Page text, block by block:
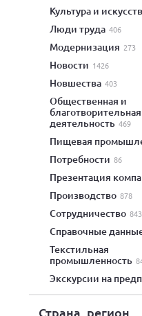
культура и
люди труда 406
модернизация 273
новости 1426
новшества 403
общественная и
благотворительная
деятельность 469
пищевая
потребности 86
презентация
производство 878
сотрудничество 843
справочные
текстильная
промышленность
экскурсии на
Страна, регион